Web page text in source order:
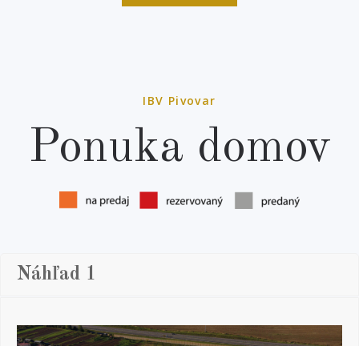
IBV Pivovar
Ponuka domov
Náhľad 1